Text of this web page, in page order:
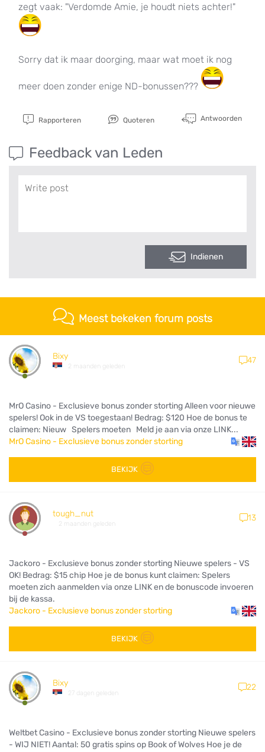
zegt vaak: "Verdomde Amie, je houdt niets achter!"
Sorry dat ik maar doorging, maar wat moet ik nog
meer doen zonder enige ND-bonussen???
Rapporteren Quoteren Antwoorden
Feedback van Leden
Indienen
Meest bekeken forum posts
Bixy
2 maanden geleden
47
MrO Casino - Exclusieve bonus zonder storting Alleen voor nieuwe
spelers! Ook in de VS toegestaan! Bedrag: $120 Hoe de bonus te
claimen: Nieuw Spelers moeten Meld je aan via onze LINK...
MrO Casino - Exclusieve bonus zonder storting
BEKIJK
tough_nut
2 maanden geleden
13
Jackoro - Exclusieve bonus zonder storting Nieuwe spelers - VS
OK! Bedrag: $15 chip Hoe je de bonus kunt claimen: Spelers
moeten zich aanmelden via onze LINK en de bonuscode invoeren
bij de kassa.
Jackoro - Exclusieve bonus zonder storting
BEKIJK
Bixy
27 dagen geleden
22
Weltbet Casino - Exclusieve bonus zonder storting Nieuwe spelers
- WIJ NIET! Aantal: 50 gratis spins op Book of Wolves Hoe je de